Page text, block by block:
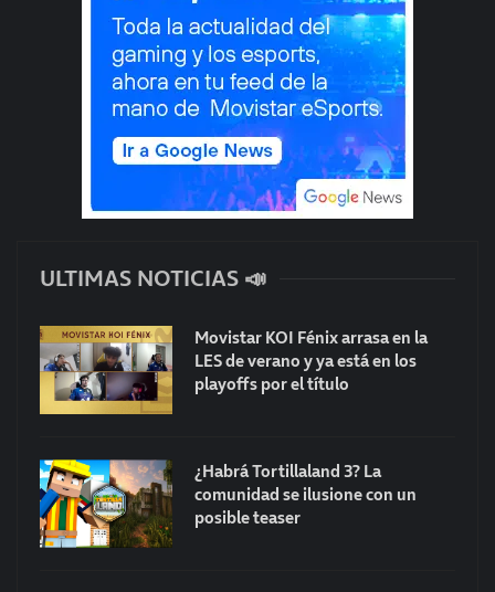
ULTIMAS NOTICIAS 📣
Movistar KOI Fénix arrasa en la
LES de verano y ya está en los
playoffs por el título
¿Habrá Tortillaland 3? La
comunidad se ilusione con un
posible teaser